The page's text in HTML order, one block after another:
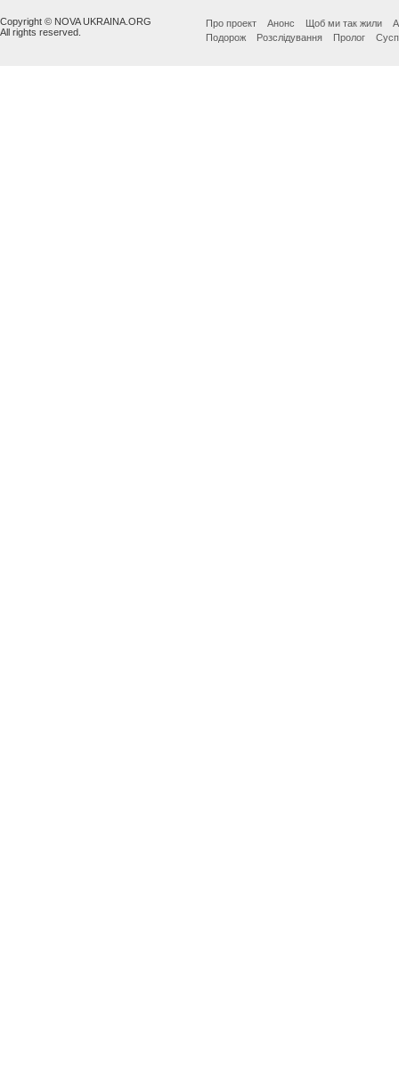
Copyright © NOVA UKRAINA.ORG
All rights reserved.
Про проект Анонс Щоб ми так жили
Подорож
Розслідування Пролог